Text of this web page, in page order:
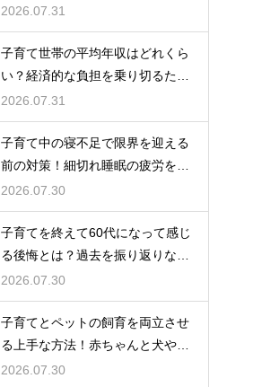
それを乗り越えるための親として
の心構えや工夫
2026.07.31
子育て世帯の平均年収はどれくら
い？経済的な負担を乗り切るため
の家計管理と将来に向けた計画的
な貯金のアドバイス
2026.07.31
子育て中の寝不足で限界を迎える
前の対策！細切れ睡眠の疲労を効
率良く回復させて日中のパフォー
マンスを上げる術
2026.07.30
子育てを終えて60代になって感じ
る後悔とは？過去を振り返りなが
らこれからの自分の人生を豊かに
生きるためのヒント
2026.07.30
子育てとペットの飼育を両立させ
る上手な方法！赤ちゃんと犬や猫
が安全に仲良く暮らすための環境
2026.07.30